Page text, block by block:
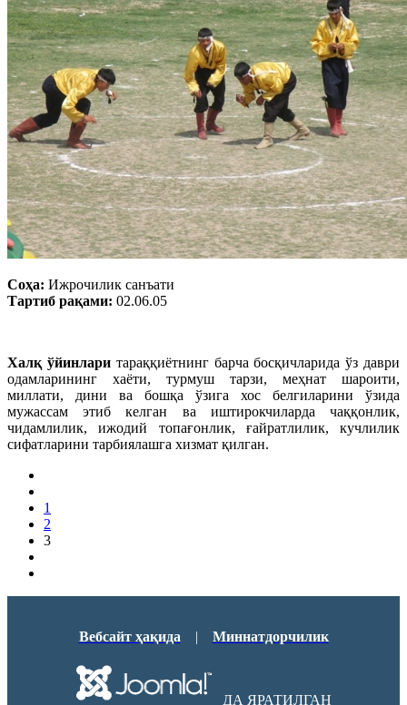
Соҳа: Ижрочилик санъати
Тартиб рақами: 02.06.05
Халқ ўйинларитараққиётнинг барча босқичларида ўз даври
одамларининг хаёти, турмуш тарзи, меҳнат шароити,
миллати, дини ва бошқа ўзига хос белгиларини ўзида
мужассам этиб келган ва иштирокчиларда чаққонлик,
чидамлилик, ижодий топағонлик, ғайратлилик, кучлилик
сифатларини тарбиялашга хизмат қилган.
1
2
3
Вебсайт ҳақида | Миннатдорчилик
ДА ЯРАТИЛГАН